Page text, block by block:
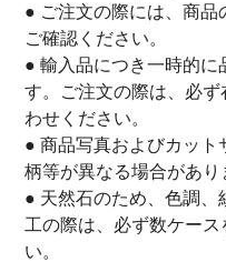
● ご注文の際には、商品
ご確認ください。
● 輸入品につき一時的に
す。ご注文の際は、必
わせください。
● 商品写真およびカット
柄等が異なる場合があり
● 天然石のため、色調、
工の際は、必ず数ケー
い。